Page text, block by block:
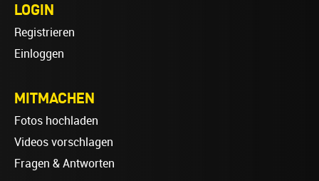
LOGIN
Registrieren
Einloggen
MITMACHEN
Fotos hochladen
Videos vorschlagen
Fragen & Antworten